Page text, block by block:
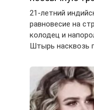
21-летний
равновесие на
колодец и
Штырь насквозь